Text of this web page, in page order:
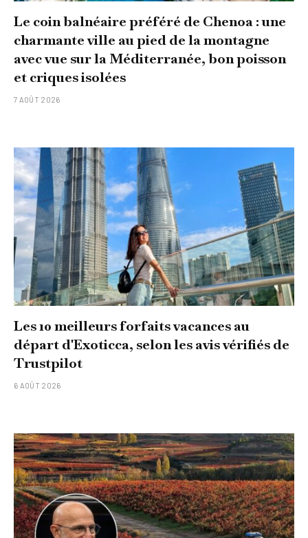
Le coin balnéaire préféré de Chenoa : une
charmante ville au pied de la montagne
avec vue sur la Méditerranée, bon poisson
et criques isolées
7 AOÛT 2026
Les 10 meilleurs forfaits vacances au
départ d'Exoticca, selon les avis vérifiés de
Trustpilot
6 AOÛT 2026